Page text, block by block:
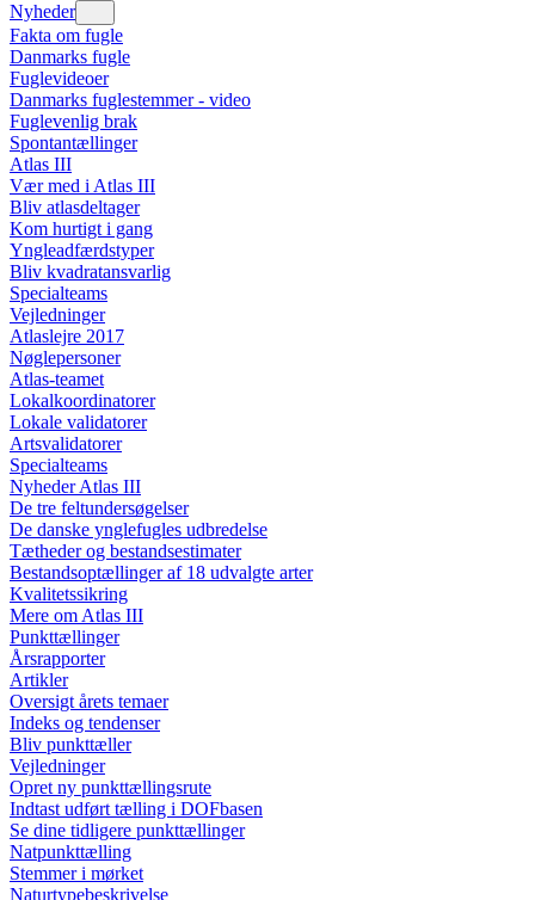
Nyheder
Fakta om fugle
Danmarks fugle
Fuglevideoer
Danmarks fuglestemmer - video
Fuglevenlig brak
Spontantællinger
Atlas III
Vær med i Atlas III
Bliv atlasdeltager
Kom hurtigt i gang
Yngleadfærdstyper
Bliv kvadratansvarlig
Specialteams
Vejledninger
Atlaslejre 2017
Nøglepersoner
Atlas-teamet
Lokalkoordinatorer
Lokale validatorer
Artsvalidatorer
Specialteams
Nyheder Atlas III
De tre feltundersøgelser
De danske ynglefugles udbredelse
Tætheder og bestandsestimater
Bestandsoptællinger af 18 udvalgte arter
Kvalitetssikring
Mere om Atlas III
Punkttællinger
Årsrapporter
Artikler
Oversigt årets temaer
Indeks og tendenser
Bliv punkttæller
Vejledninger
Opret ny punkttællingsrute
Indtast udført tælling i DOFbasen
Se dine tidligere punkttællinger
Natpunkttælling
Stemmer i mørket
Naturtypebeskrivelse